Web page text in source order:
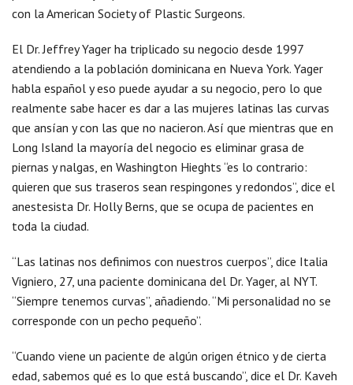
con la American Society of Plastic Surgeons.
El Dr. Jeffrey Yager ha triplicado su negocio desde 1997
atendiendo a la población dominicana en Nueva York. Yager
habla español y eso puede ayudar a su negocio, pero lo que
realmente sabe hacer es dar a las mujeres latinas las curvas
que ansían y con las que no nacieron. Así que mientras que en
Long Island la mayoría del negocio es eliminar grasa de
piernas y nalgas, en Washington Hieghts “es lo contrario:
quieren que sus traseros sean respingones y redondos”, dice el
anestesista Dr. Holly Berns, que se ocupa de pacientes en
toda la ciudad.
“Las latinas nos definimos con nuestros cuerpos”, dice Italia
Vigniero, 27, una paciente dominicana del Dr. Yager, al NYT.
“Siempre tenemos curvas”, añadiendo. “Mi personalidad no se
corresponde con un pecho pequeño”.
“Cuando viene un paciente de algún origen étnico y de cierta
edad, sabemos qué es lo que está buscando”, dice el Dr. Kaveh